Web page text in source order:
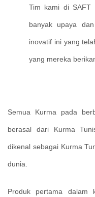
Tim kami di SAFT
banyak upaya
inovatif ini yang
yang mereka
Semua Kurma pada
berasal dari Kurma
dikenal sebagai Kurma
dunia.
Produk pertama dalam